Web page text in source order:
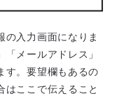
の入力画面になりま
メールアドレス」
す。要望欄もあるの
はここで伝えること